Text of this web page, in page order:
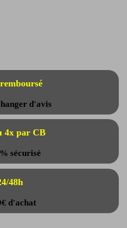
d'avis
4x par CB
sécurisé
48h
d'achat